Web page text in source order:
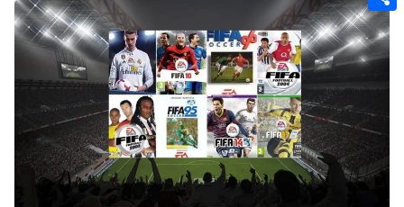
n
g
e
e
r
e
r
e
s
a
i
l
e
d
t
C
o
p
r